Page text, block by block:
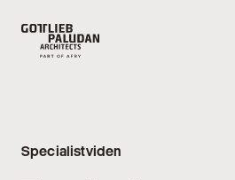
Specialistviden